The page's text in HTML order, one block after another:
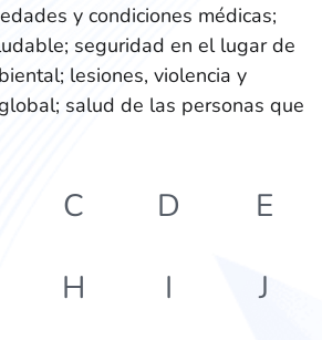
y condiciones médicas;
seguridad en el lugar de
lesiones, violencia y
salud de las personas que
C D
E
H I
J